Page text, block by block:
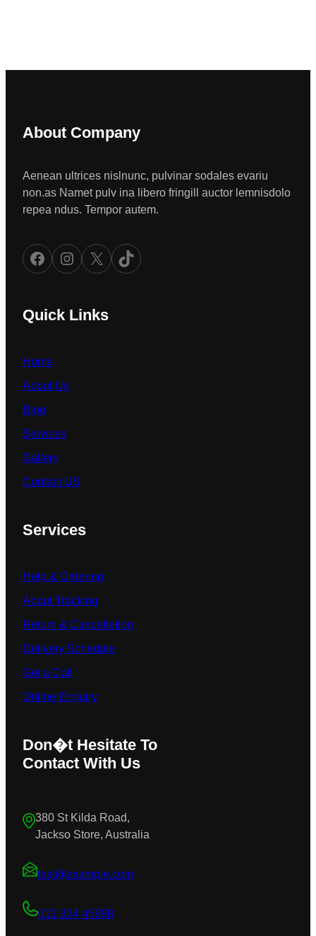
About Company
Aenean ultrices nislnunc, pulvinar sodales evariu
non.as Namet pulv ina libero fringill auctor lemnisdolo
repea ndus. Tempor autem.
Facebook Instagram X TikTok
Quick Links
Home
About Us
Blog
Services
Gallery
Contact US
Services
Help & Ordering
About Tracking
Return & Cancelletion
Delivery Schedule
Get a Call
Online Enquiry
Don�t Hesitate To
Contact With Us
380 St Kilda Road,
Jackso Store, Australia
test@example.com
012 324 45698